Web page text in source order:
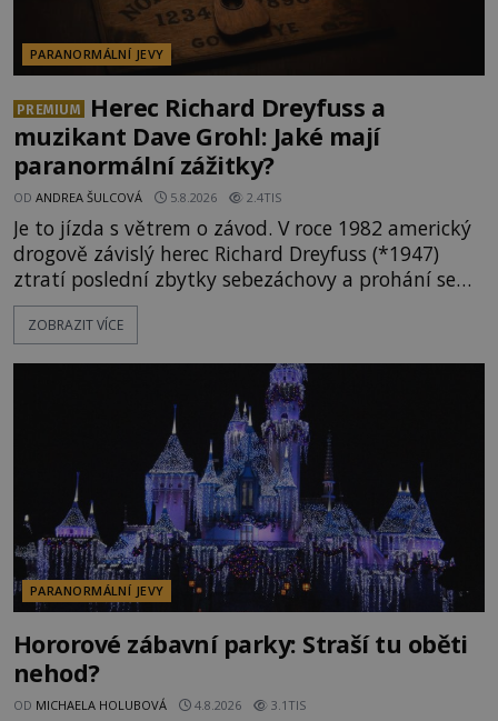
PARANORMÁLNÍ JEVY
PREMIUM
Herec Richard Dreyfuss a
muzikant Dave Grohl: Jaké mají
paranormální zážitky?
OD ANDREA ŠULCOVÁ 5.8.2026 2.4TIS
Je to jízda s větrem o závod. V roce 1982 americký
drogově závislý herec Richard Dreyfuss (*1947)
ztratí poslední zbytky sebezáchovy a prohání se
po silnicích ve svém mercedesu jako utržený ze
řetězu. Vše vyvrcholí katastrofou, když to Dreyfuss
následně nalezne schovaný kokain. Tímto
momentem se slavnému
ZOBRAZIT VÍCE
PARANORMÁLNÍ JEVY
Hororové zábavní parky: Straší tu oběti
nehod?
OD MICHAELA HOLUBOVÁ 4.8.2026 3.1TIS